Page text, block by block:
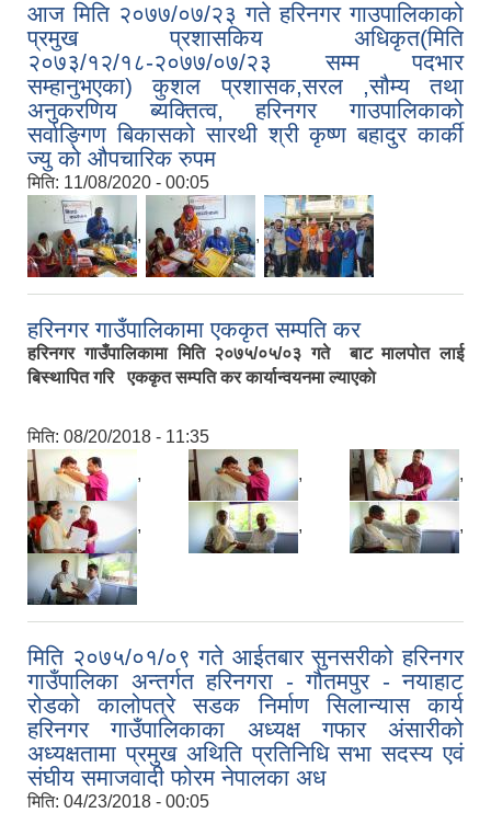
आज मिति २०७७/०७/२३ गते हरिनगर गाउपालिकाको
प्रमुख प्रशासकिय अधिकृत(मिति
२०७३/१२/१८-२०७७/०७/२३ सम्म पदभार
सम्हानुभएका) कुशल प्रशासक,सरल ,सौम्य तथा
अनुकरणिय ब्यक्तित्व, हरिनगर गाउपालिकाको
सर्वाङ्गिण बिकासको सारथी श्री कृष्ण बहादुर कार्की
ज्यु को औपचारिक रुपम
मिति: 11/08/2020 - 00:05
, ,
हरिनगर गाउँपालिकामा एककृत सम्पति कर
हरिनगर गाउँपालिकामा मिति २०७५/०५/०३ गते बाट मालपोत लाई
बिस्थापित गरि एककृत सम्पति कर कार्यान्वयनमा ल्याएकाे
मिति: 08/20/2018 - 11:35
,
, ,
, , ,
मिति २०७५/०१/०९ गते आईतबार सुनसरीको हरिनगर
गाउँपालिका अन्तर्गत हरिनगरा - गौतमपुर - नयाहाट
रोडको कालोपत्रे सडक निर्माण सिलान्यास कार्य
हरिनगर गाउँपालिकाका अध्यक्ष गफार अंसारीको
अध्यक्षतामा प्रमुख अथिति प्रतिनिधि सभा सदस्य एवं
संघीय समाजवादी फोरम नेपालका अध
मिति: 04/23/2018 - 00:05